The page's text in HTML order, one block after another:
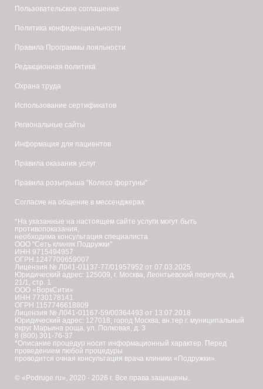
Пользовательское соглашение
Политика конфиденциальности
Правила Программы лояльности
Редакционная политика
Охрана труда
Использование сертификатов
Региональные сайты
Информация для пациентов
Правила оказания услуг
Правила розыгрыша "Колесо фортуны"
Согласие на общение в мессенджерах
*На указанные на настоящем сайте услуги могут быть
противопоказания,
необходима консультация специалиста
ООО "Сеть клиник Подружки"
ИНН 9715494957
ОГРН 1247700659007
Лицензия № Л041-01137-77/01957952 от 07.03.2025
Юридический адрес: 125009, г. Москва, Леонтьевский переулок, д.
21/1, стр. 1
ООО «ВоркСити»
ИНН 7730178141
ОГРН 1157746618809
Лицензия № Л041-01167-59/00364493 от 13.07.2018
Юридический адрес: 127018, город Москва, вн.тер.г. муниципальный
округ Марьина роща, ул. Полковая, д. 3
8 (800) 301-76-37
*Описание процедур носит информационный характер. Перед
проведением любой процедуры
проводится очная консультация врача клиники «Подружки».
© «Podruge.ru», 2020 - 2026 г. Все права защищены.